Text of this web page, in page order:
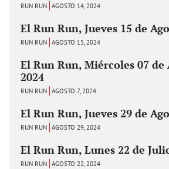
RUN RUN AGOSTO 14, 2024
El Run Run, Jueves 15 de
RUN RUN AGOSTO 15, 2024
El Run Run, Miércoles 07 de
2024
RUN RUN AGOSTO 7, 2024
El Run Run, Jueves 29 de
RUN RUN AGOSTO 29, 2024
El Run Run, Lunes 22 de
RUN RUN AGOSTO 22, 2024